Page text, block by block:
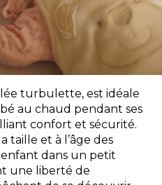
turbulette, est idéale
au chaud pendant ses
confort et sécurité.
taille et à l’âge des
dans un petit
une liberté de